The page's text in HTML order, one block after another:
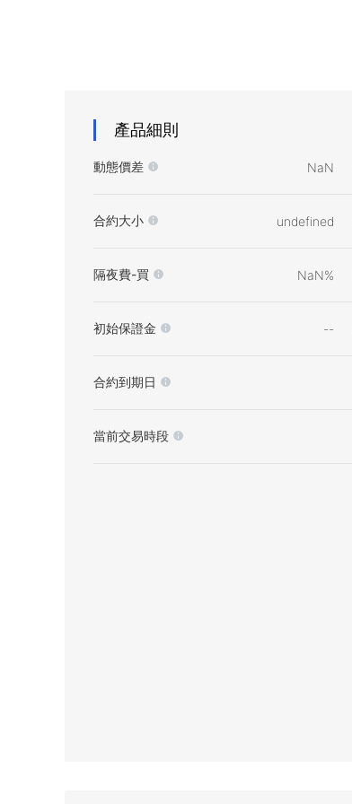
產品細則
動態價差 NaN
合約大小 undefined
隔夜費-買 NaN%
初始保證金 --
合約到期日
當前交易時段